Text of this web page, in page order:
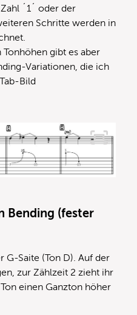
´1´ oder der
Schritte werden in
gibt es aber
Variationen, die ich
Bild
Bending (fester
G-Saite (Ton D). Auf der
zur Zählzeit 2 zieht ihr
einen Ganzton höher